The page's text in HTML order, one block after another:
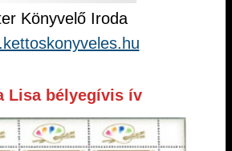
Könyvelő Iroda
Lisa bélyegívis ív